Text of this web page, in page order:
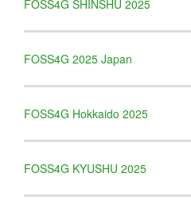
FOSS4G SHINSHU 2025
FOSS4G 2025 Japan
FOSS4G Hokkaido 2025
FOSS4G KYUSHU 2025